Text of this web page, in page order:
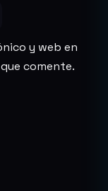
y web en
comente.